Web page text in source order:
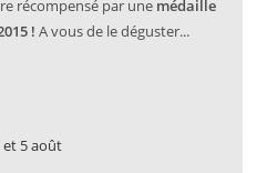
récompensé par une médaille
! A vous de le déguster...
et 5 août